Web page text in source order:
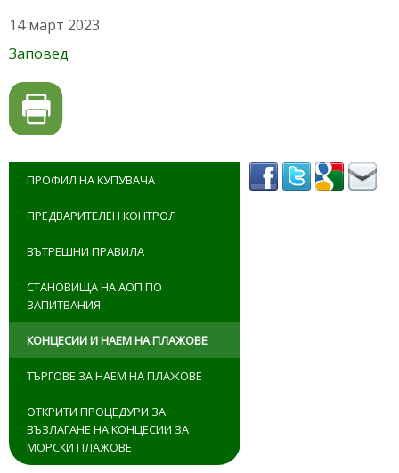
14 март 2023
Заповед
ПРОФИЛ НА КУПУВАЧА
ПРЕДВАРИТЕЛЕН КОНТРОЛ
ВЪТРЕШНИ ПРАВИЛА
СТАНОВИЩА НА АОП ПО
ЗАПИТВАНИЯ
КОНЦЕСИИ И НАЕМ НА ПЛАЖОВЕ
ТЪРГОВЕ ЗА НАЕМ НА ПЛАЖОВЕ
ОТКРИТИ ПРОЦЕДУРИ ЗА
ВЪЗЛАГАНЕ НА КОНЦЕСИИ ЗА
МОРСКИ ПЛАЖОВЕ